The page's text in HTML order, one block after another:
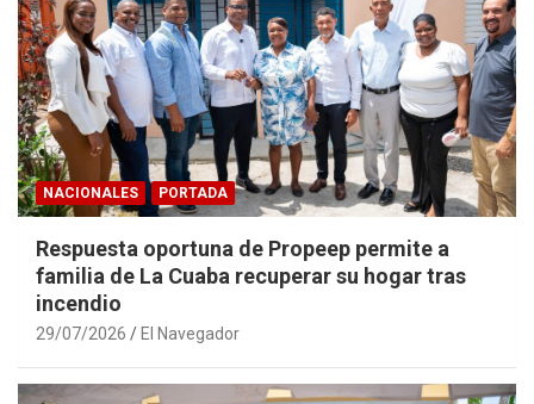
NACIONALES PORTADA
Respuesta oportuna de Propeep permite a
familia de La Cuaba recuperar su hogar tras
incendio
29/07/2026 El Navegador